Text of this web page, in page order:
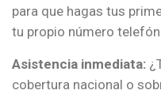
para que hagas tus
tu propio número
Asistencia inmediata:
cobertura nacional o